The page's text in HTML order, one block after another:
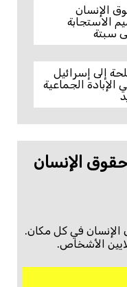
الإنسان
الاستجابة
سبتة
إلى إسرائيل
الجماعية
الإنسان
الإنسان في كل مكان.
الأشخاص.